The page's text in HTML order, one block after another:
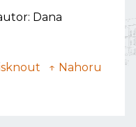
Dana
↑ Nahoru